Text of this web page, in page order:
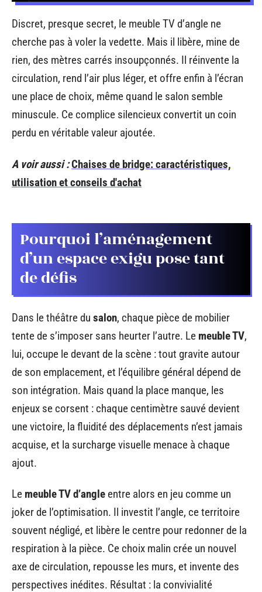
Discret, presque secret, le meuble TV d’angle ne
cherche pas à voler la vedette. Mais il libère, mine de
rien, des mètres carrés insoupçonnés. Il réinvente la
circulation, rend l’air plus léger, et offre enfin à l’écran
une place de choix, même quand le salon semble
minuscule. Ce complice silencieux convertit un coin
perdu en véritable valeur ajoutée.
A voir aussi :Chaises de bridge: caractéristiques,
utilisation et conseils d'achat
Pourquoi l’aménagement
d’un espace exigu pose tant
de défis
Dans le théâtre du salon, chaque pièce de mobilier
tente de s’imposer sans heurter l’autre. Le meuble TV,
lui, occupe le devant de la scène : tout gravite autour
de son emplacement, et l’équilibre général dépend de
son intégration. Mais quand la place manque, les
enjeux se corsent : chaque centimètre sauvé devient
une victoire, la fluidité des déplacements n’est jamais
acquise, et la surcharge visuelle menace à chaque
ajout.
Le meuble TV d’angle entre alors en jeu comme un
joker de l’optimisation. Il investit l’angle, ce territoire
souvent négligé, et libère le centre pour redonner de la
respiration à la pièce. Ce choix malin crée un nouvel
axe de circulation, repousse les murs, et invente des
perspectives inédites. Résultat : la convivialité